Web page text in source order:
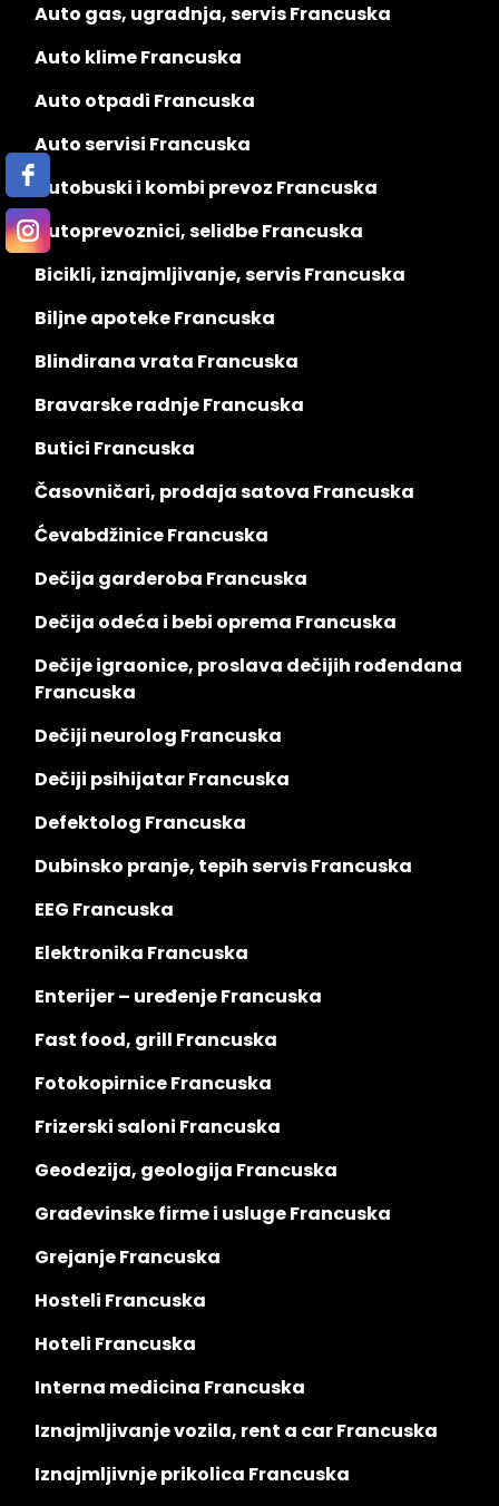
Auto gas, ugradnja, servis Francuska
Auto klime Francuska
Auto otpadi Francuska
Auto servisi Francuska
Autobuski i kombi prevoz Francuska
Autoprevoznici, selidbe Francuska
Bicikli, iznajmljivanje, servis Francuska
Biljne apoteke Francuska
Blindirana vrata Francuska
Bravarske radnje Francuska
Butici Francuska
Časovničari, prodaja satova Francuska
Ćevabdžinice Francuska
Dečija garderoba Francuska
Dečija odeća i bebi oprema Francuska
Dečije igraonice, proslava dečijih rođendana
Francuska
Dečiji neurolog Francuska
Dečiji psihijatar Francuska
Defektolog Francuska
Dubinsko pranje, tepih servis Francuska
EEG Francuska
Elektronika Francuska
Enterijer – uređenje Francuska
Fast food, grill Francuska
Fotokopirnice Francuska
Frizerski saloni Francuska
Geodezija, geologija Francuska
Građevinske firme i usluge Francuska
Grejanje Francuska
Hosteli Francuska
Hoteli Francuska
Interna medicina Francuska
Iznajmljivanje vozila, rent a car Francuska
Iznajmljivnje prikolica Francuska